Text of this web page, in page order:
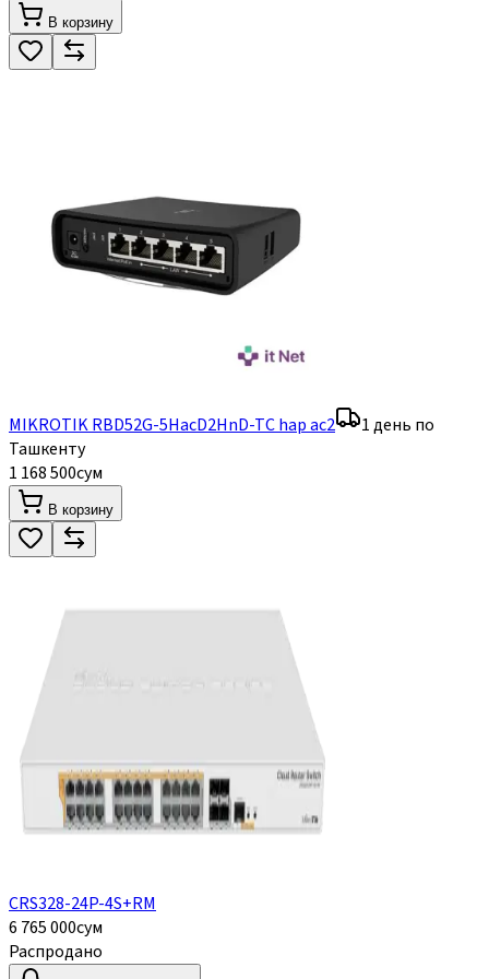
В корзину
MIKROTIK RBD52G-5HacD2HnD-TC hap ac2
1 день по
Ташкенту
1 168 500сум
В корзину
CRS328-24P-4S+RM
6 765 000сум
Распродано